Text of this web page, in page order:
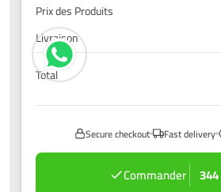
Prix des Produits
Livraison
Total
Secure checkout Fast delivery
Commander